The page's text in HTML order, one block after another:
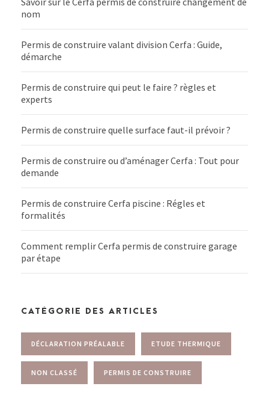
nom
Permis de construire valant division Cerfa : Guide,
démarche
Permis de construire qui peut le faire ? règles et
experts
Permis de construire quelle surface faut-il prévoir ?
Permis de construire ou d’aménager Cerfa : Tout pour
demande
Permis de construire Cerfa piscine : Régles et
formalités
Comment remplir Cerfa permis de construire garage
par étape
CATÉGORIE DES ARTICLES
DÉCLARATION PRÉALABLE ETUDE THERMIQUE
NON CLASSÉ PERMIS DE CONSTRUIRE